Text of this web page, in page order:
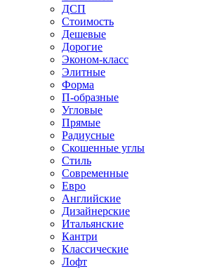
ДСП
Стоимость
Дешевые
Дорогие
Эконом-класс
Элитные
Форма
П-образные
Угловые
Прямые
Радиусные
Скошенные углы
Стиль
Современные
Евро
Английские
Дизайнерские
Итальянские
Кантри
Классические
Лофт